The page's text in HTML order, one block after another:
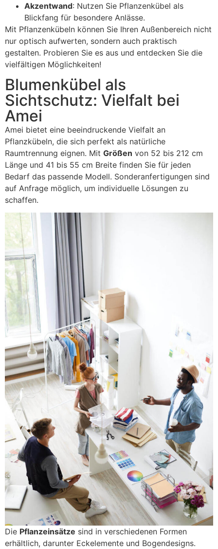
Akzentwand: Nutzen Sie Pflanzenkübel als
Blickfang für besondere Anlässe.
Mit Pflanzenkübeln können Sie Ihren Außenbereich nicht
nur optisch aufwerten, sondern auch praktisch
gestalten. Probieren Sie es aus und entdecken Sie die
vielfältigen Möglichkeiten!
Blumenkübel als
Sichtschutz: Vielfalt bei
Amei
Amei bietet eine beeindruckende Vielfalt an
Pflanzkübeln, die sich perfekt als natürliche
Raumtrennung eignen. Mit Größen von 52 bis 212 cm
Länge und 41 bis 55 cm Breite finden Sie für jeden
Bedarf das passende Modell. Sonderanfertigungen sind
auf Anfrage möglich, um individuelle Lösungen zu
schaffen.
Die Pflanzeinsätze sind in verschiedenen Formen
erhältlich, darunter Eckelemente und Bogendesigns.